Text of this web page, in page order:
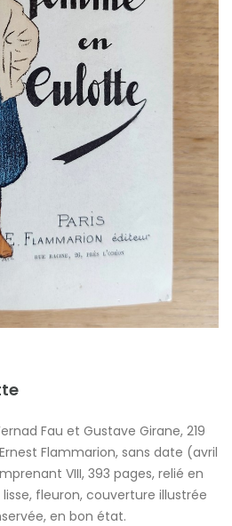
Fau et Gustave Girane, 219
Flammarion, sans date (avril
VIII, 393 pages, relié en
fleuron, couverture illustrée
en bon état.